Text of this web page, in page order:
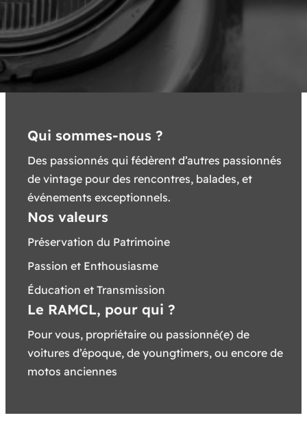
Qui sommes-nous ?
Des passionnés qui fédèrent d’autres passionnés
de vintage pour des rencontres, balades, et
événements exceptionnels.
Nos valeurs
Préservation du Patrimoine
Passion et Enthousiasme
Éducation et Transmission
Le RAMCL, pour qui ?
Pour vous, propriétaire ou passionné(e) de
voitures d’époque, de youngtimers, ou encore de
motos anciennes